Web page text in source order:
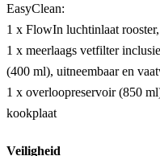
EasyClean:
1 x FlowIn luchtinlaat
1 x meerlaags vetfilter
(400 ml), uitneembaar en
1 x overloopreservoir (850
kookplaat
Veiligheid